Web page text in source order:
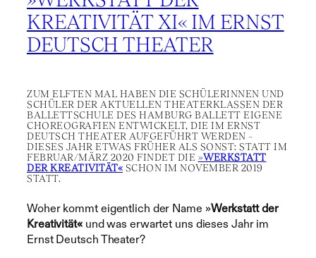
KREATIVITÄT XI« IM ERNST
DEUTSCH THEATER
ZUM ELFTEN MAL HABEN DIE SCHÜLERINNEN UND
SCHÜLER DER AKTUELLEN THEATERKLASSEN DER
BALLETTSCHULE DES HAMBURG BALLETT EIGENE
CHOREOGRAFIEN ENTWICKELT, DIE IM ERNST
DEUTSCH THEATER AUFGEFÜHRT WERDEN –
DIESES JAHR ETWAS FRÜHER ALS SONST: STATT IM
FEBRUAR/MÄRZ 2020 FINDET DIE »WERKSTATT
DER KREATIVITÄT« SCHON IM NOVEMBER 2019
STATT.
Woher kommt eigentlich der Name »Werkstatt der
Kreativität«und was erwartet uns dieses Jahr im
Ernst Deutsch Theater?